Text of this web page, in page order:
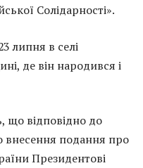
Солідарності».
липня в селі
де він народився і
що відповідно до
внесення подання про
Президентові